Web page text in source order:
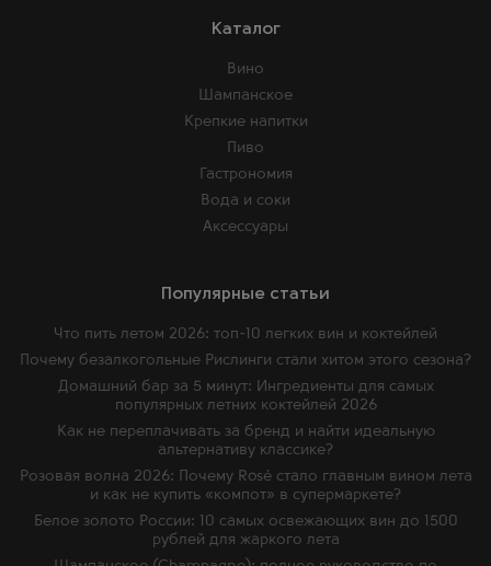
Каталог
Вино
Шампанское
Крепкие напитки
Пиво
Гастрономия
Вода и соки
Аксессуары
Популярные статьи
Что пить летом 2026: топ-10 легких вин и коктейлей
Почему безалкогольные Рислинги стали хитом этого сезона?
Домашний бар за 5 минут: Ингредиенты для самых
популярных летних коктейлей 2026
Как не переплачивать за бренд и найти идеальную
альтернативу классике?
Розовая волна 2026: Почему Rosé стало главным вином лета
и как не купить «компот» в супермаркете?
Белое золото России: 10 самых освежающих вин до 1500
рублей для жаркого лета